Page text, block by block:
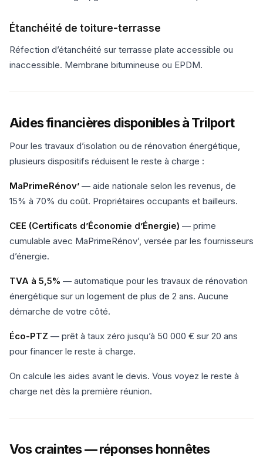
Étanchéité de toiture-terrasse
Réfection d’étanchéité sur terrasse plate accessible ou
inaccessible. Membrane bitumineuse ou EPDM.
Aides financières disponibles à Trilport
Pour les travaux d’isolation ou de rénovation énergétique,
plusieurs dispositifs réduisent le reste à charge :
MaPrimeRénov’ — aide nationale selon les revenus, de
15% à 70% du coût. Propriétaires occupants et bailleurs.
CEE (Certificats d’Économie d’Énergie) — prime
cumulable avec MaPrimeRénov’, versée par les fournisseurs
d’énergie.
TVA à 5,5% — automatique pour les travaux de rénovation
énergétique sur un logement de plus de 2 ans. Aucune
démarche de votre côté.
Éco-PTZ — prêt à taux zéro jusqu’à 50 000 € sur 20 ans
pour financer le reste à charge.
On calcule les aides avant le devis. Vous voyez le reste à
charge net dès la première réunion.
Vos craintes — réponses honnêtes